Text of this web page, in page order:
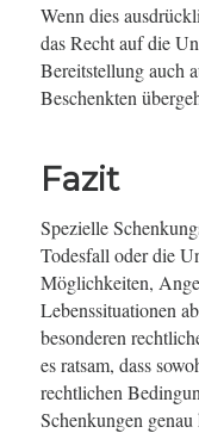
Wenn dies
das Recht auf die
Bereitstellung auch
Beschenkten
Fazit
Spezielle
Todesfall oder die
Möglichkeiten,
Lebenssituationen
besonderen
es ratsam, dass
rechtlichen
Schenkungen genau